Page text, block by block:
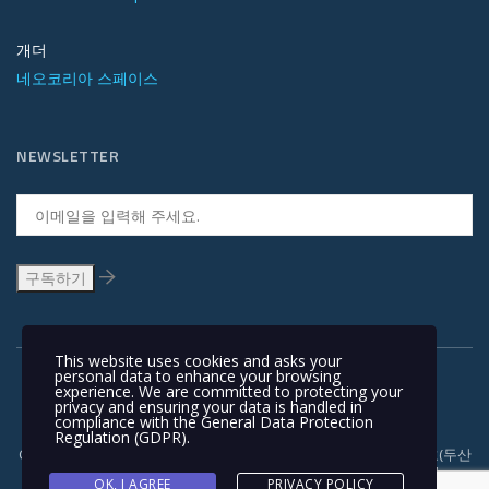
개더
네오코리아 스페이스
NEWSLETTER
Copyright © 1991-2018 | 경기도 안양시 흥안대로 415, 서관 1110호(두산
벤처다임) 우: 14059 | T +82-31-478-5434 | F +82-31-478-5437 |
This website uses cookies and asks your
personal data to enhance your browsing
experience. We are committed to protecting your
privacy and ensuring your data is handled in
compliance with theGeneral Data Protection
Regulation (GDPR).
OK, I AGREE PRIVACY POLICY